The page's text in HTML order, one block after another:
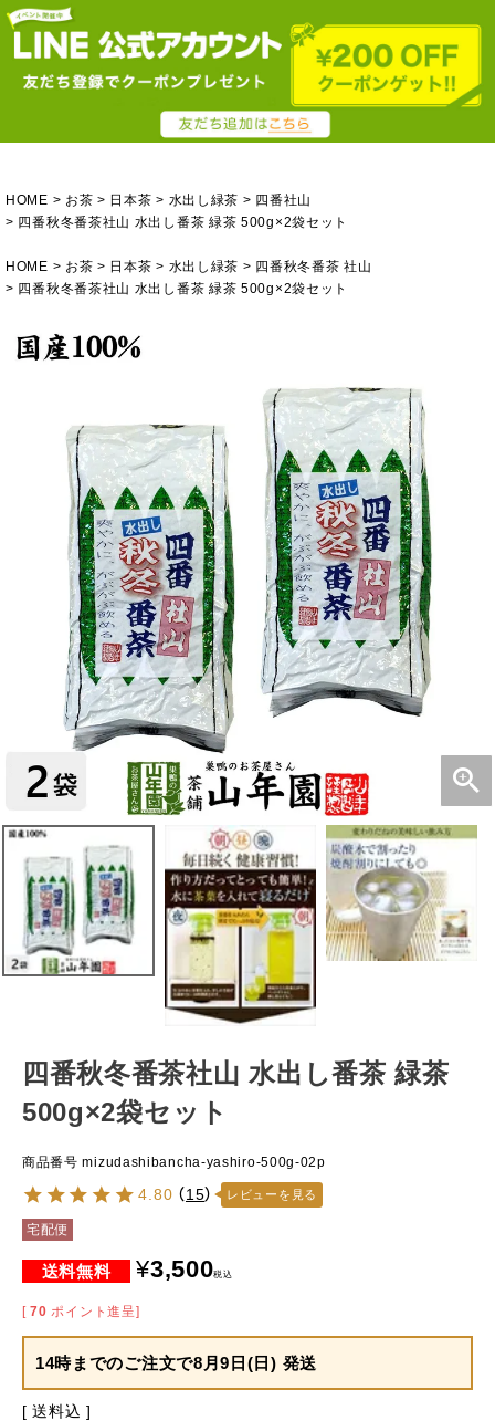
HOME お茶 日本茶 水出し緑茶
四番社山
四番秋冬番茶社山 水出し番茶 緑茶 500g×2袋セット
HOME お茶 日本茶 水出し緑茶
四番秋冬番茶 社山
四番秋冬番茶社山 水出し番茶 緑茶 500g×2袋セット
四番秋冬番茶社山 水出し番茶 緑茶
500g×2袋セット
商品番号 mizudashibancha-yashiro-500g-02p
4.80 （15） レビューを見る
宅配便
¥3,500税込
[ 70 ポイント進呈]
14時までのご注文で8月9日(日) 発送
送料込